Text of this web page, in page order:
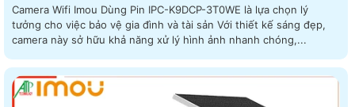
Camera Wifi Imou Dùng Pin IPC-K9DCP-3T0WE là lựa chọn lý
tưởng cho việc bảo vệ gia đình và tài sản Với thiết kế sáng đẹp,
camera này sở hữu khả năng xử lý hình ảnh nhanh chóng,...